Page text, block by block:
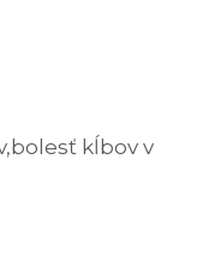
,bolesť kĺbov v